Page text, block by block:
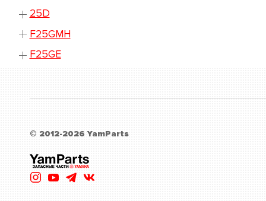
25D
F25GMH
F25GE
© 2012-2026 YamParts